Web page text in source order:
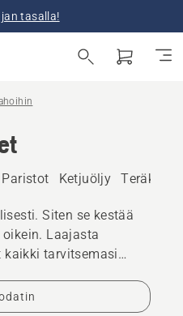
tasalla!
Paristot Ketjuöljy Teräketjut
Siten se kestää
Laajasta
tarvitsemasi